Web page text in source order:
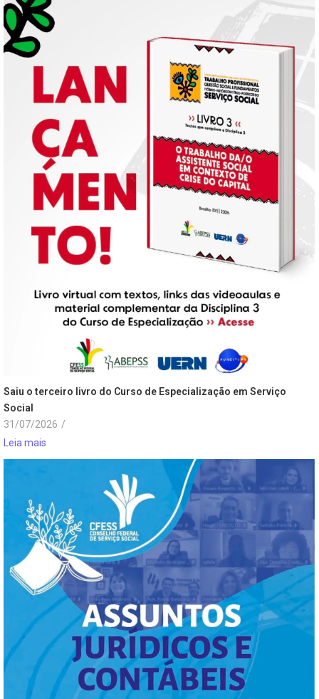
Saiu o terceiro livro do Curso de Especialização em Serviço
Social
31/07/2026 /
Leia mais